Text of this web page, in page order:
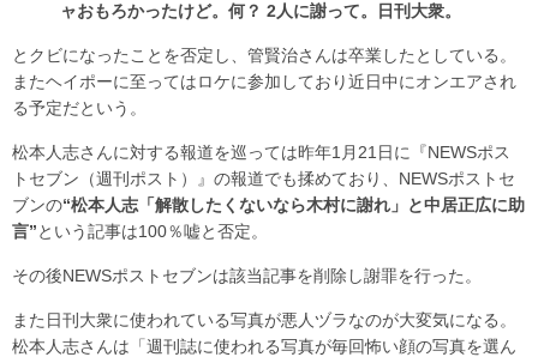
ャおもろかったけど。何？ 2人に謝って。日刊大衆。
とクビになったことを否定し、管賢治さんは卒業したとしている。
またヘイポーに至ってはロケに参加しており近日中にオンエアされ
る予定だという。
松本人志さんに対する報道を巡っては昨年1月21日に『NEWSポス
トセブン（週刊ポスト）』の報道でも揉めており、NEWSポストセ
ブンの“松本人志「解散したくないなら木村に謝れ」と中居正広に助
言”という記事は100％嘘と否定。
その後NEWSポストセブンは該当記事を削除し謝罪を行った。
また日刊大衆に使われている写真が悪人ヅラなのが大変気になる。
松本人志さんは「週刊誌に使われる写真が毎回怖い顔の写真を選ん